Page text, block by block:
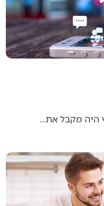
היה מקבל את…